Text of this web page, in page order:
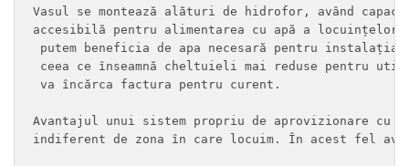
Vasul se montează alături de hidrofor, având
accesibilă pentru alimentarea cu apă a
putem beneficia de apa necesară pentru
ceea ce înseamnă cheltuieli mai reduse pentru
va încărca factura pentru curent.
Avantajul unui sistem propriu de aprovizionare
indiferent de zona în care locuim. În acest fel